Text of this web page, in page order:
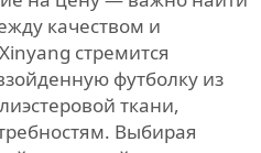
качеством и
стремится
футболку из
ткани,
Выбирая